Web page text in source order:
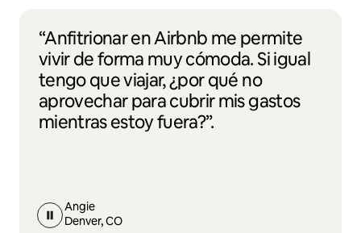
“Anfitrionar en Airbnb me permite
vivir de forma muy cómoda. Si igual
tengo que viajar, ¿por qué no
aprovechar para cubrir mis gastos
mientras estoy fuera?”.
Angie
Denver, CO